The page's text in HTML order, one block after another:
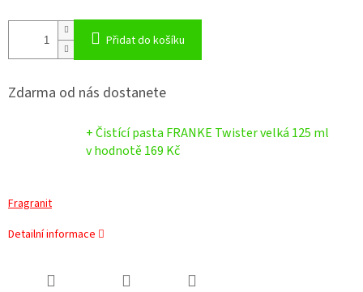
Přidat do košíku
Zdarma od nás dostanete
+ Čistící pasta FRANKE Twister velká 125 ml
v hodnotě 169 Kč
Fragranit
Detailní informace